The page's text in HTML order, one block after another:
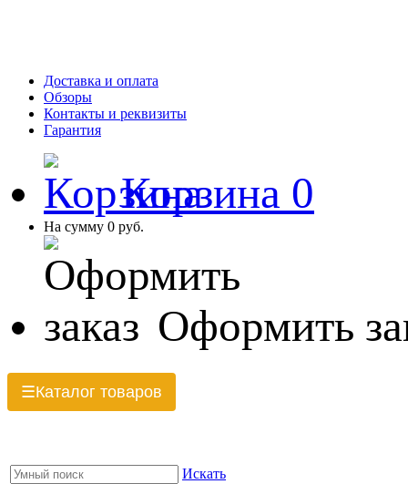
Доставка и оплата
Обзоры
Контакты и реквизиты
Гарантия
Корзина 0
На сумму 0 руб.
Оформить
☰Каталог товаров
Искать